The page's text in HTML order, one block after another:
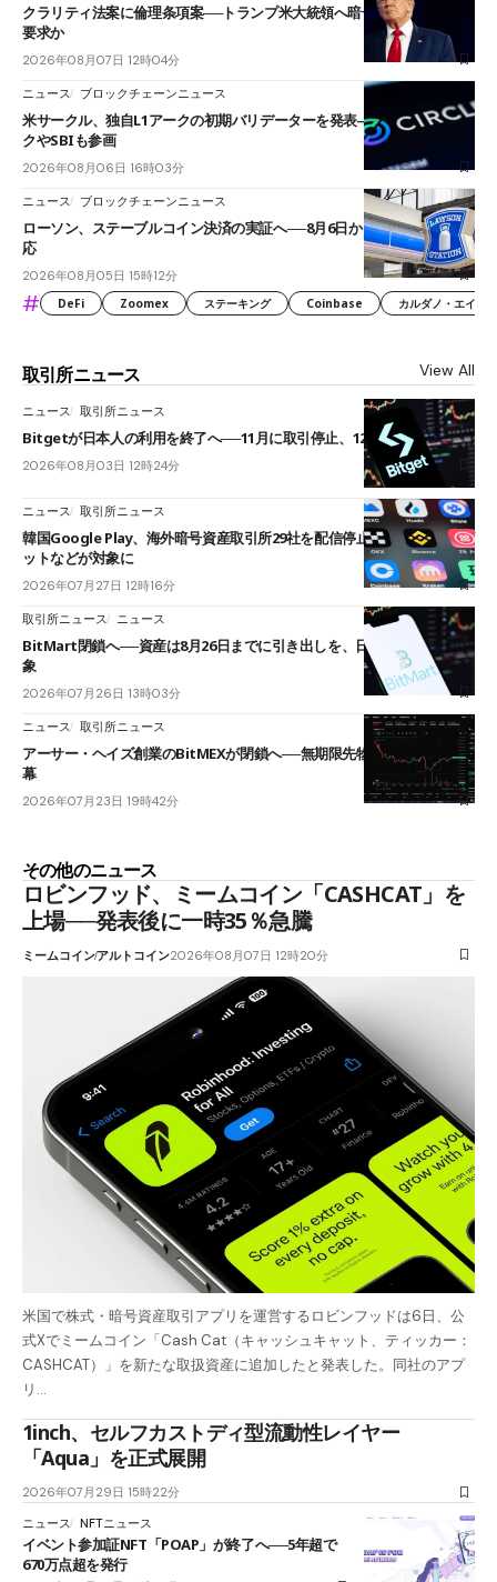
クラリティ法案に倫理条項案──トランプ米大統領へ暗号資産事業の売却
要求か
2026年08月07日 12時04分
ニュース ブロックチェーンニュース
米サークル、独自L1アークの初期バリデーターを発表――ブラックロッ
クやSBIも参画
2026年08月06日 16時03分
ニュース ブロックチェーンニュース
ローソン、ステーブルコイン決済の実証へ──8月6日からJPYCやUSDC対
応
2026年08月05日 15時12分
# DeFi Zoomex ステーキング Coinbase カルダノ・エイ
取引所ニュース View All
ニュース 取引所ニュース
Bitgetが日本人の利用を終了へ──11月に取引停止、12月末に強制決済
2026年08月03日 12時24分
ニュース 取引所ニュース
韓国Google Play、海外暗号資産取引所29社を配信停止──OKXやバイビ
ットなどが対象に
2026年07月27日 12時16分
取引所ニュース ニュース
BitMart閉鎖へ──資産は8月26日までに引き出しを、日本人利用者も対
象
2026年07月26日 13時03分
ニュース 取引所ニュース
アーサー・ヘイズ創業のBitMEXが閉鎖へ──無期限先物を生んだ11年に
幕
2026年07月23日 19時42分
その他のニュース
ロビンフッド、ミームコイン「CASHCAT」を
上場──発表後に一時35％急騰
ミームコインアルトコイン2026年08月07日 12時20分
米国で株式・暗号資産取引アプリを運営するロビンフッドは6日、公
式Xでミームコイン「Cash Cat（キャッシュキャット、ティッカー：
CASHCAT）」を新たな取扱資産に追加したと発表した。同社のアプ
リ…
1inch、セルフカストディ型流動性レイヤー
「Aqua」を正式展開
2026年07月29日 15時22分
ニュース NFTニュース
イベント参加証NFT「POAP」が終了へ──5年超で
670万点超を発行